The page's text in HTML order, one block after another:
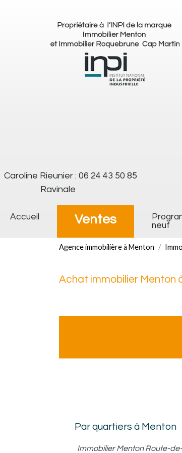
Caroline Rieunier : 06 24 43 50 85
Ravinale
Accueil Ventes
Programme
neuf
Agence immobilière à Menton
Achat immobilier Menton
Par quartiers à Menton
Immobilier Menton Route-